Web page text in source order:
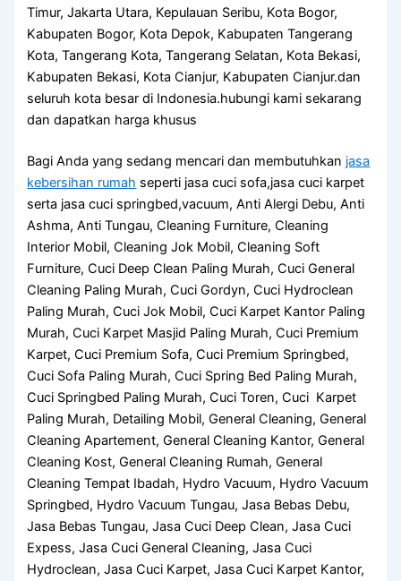
Timur, Jakarta Utara, Kepulauan Seribu, Kota Bogor,
Kabupaten Bogor, Kota Depok, Kabupaten Tangerang
Kota, Tangerang Kota, Tangerang Selatan, Kota Bekasi,
Kabupaten Bekasi, Kota Cianjur, Kabupaten Cianjur.dan
seluruh kota besar di Indonesia.hubungi kami sekarang
dan dapatkan harga khusus
Bagi Anda yang sedang mencari dan membutuhkan jasa
kebersihan rumah seperti jasa cuci sofa,jasa cuci karpet
serta jasa cuci springbed,vacuum, Anti Alergi Debu, Anti
Ashma, Anti Tungau, Cleaning Furniture, Cleaning
Interior Mobil, Cleaning Jok Mobil, Cleaning Soft
Furniture, Cuci Deep Clean Paling Murah, Cuci General
Cleaning Paling Murah, Cuci Gordyn, Cuci Hydroclean
Paling Murah, Cuci Jok Mobil, Cuci Karpet Kantor Paling
Murah, Cuci Karpet Masjid Paling Murah, Cuci Premium
Karpet, Cuci Premium Sofa, Cuci Premium Springbed,
Cuci Sofa Paling Murah, Cuci Spring Bed Paling Murah,
Cuci Springbed Paling Murah, Cuci Toren, Cuci Karpet
Paling Murah, Detailing Mobil, General Cleaning, General
Cleaning Apartement, General Cleaning Kantor, General
Cleaning Kost, General Cleaning Rumah, General
Cleaning Tempat Ibadah, Hydro Vacuum, Hydro Vacuum
Springbed, Hydro Vacuum Tungau, Jasa Bebas Debu,
Jasa Bebas Tungau, Jasa Cuci Deep Clean, Jasa Cuci
Expess, Jasa Cuci General Cleaning, Jasa Cuci
Hydroclean, Jasa Cuci Karpet, Jasa Cuci Karpet Kantor,